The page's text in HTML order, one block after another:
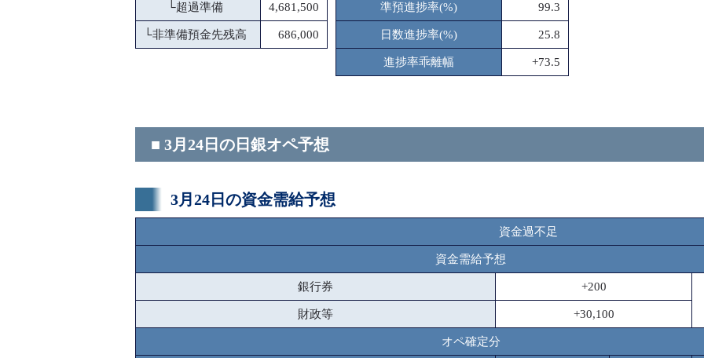
└超過準備 4,681,500
└非準備預金先残高 686,000
準預進捗率(%) 99.3
日数進捗率(%) 25.8
進捗率乖離幅 +73.5
■ 3月24日の日銀オペ予想
3月24日の資金需給予想
資金過不足
資金需給予想
銀行券 +200
財政等 +30,100
オペ確定分